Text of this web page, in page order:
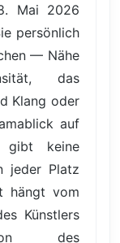
Mai 2026
persönlich
— Nähe
das
Klang oder
auf
gibt keine
jeder Platz
hängt vom
Künstlers
des